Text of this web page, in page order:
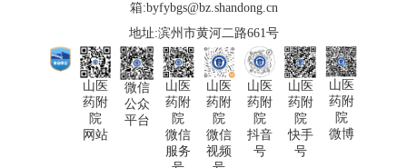
箱:byfybgs@bz.shandong.cn
地址:滨州市黄河二路661号
山医
药附
院
网站
微信
公众
平台
山医
药附
院
微信
服务
山医
药附
院
微信
视频
山医
药附
院
抖音
号
山医
药附
院
快手
号
山医
药附
院
微博